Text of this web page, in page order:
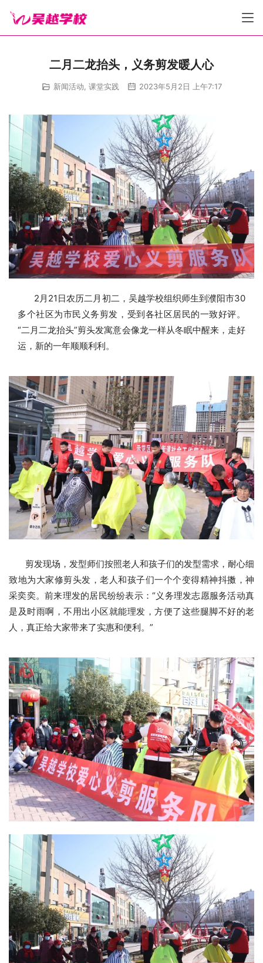
二月二龙抬头，义务剪发暖人心
新闻活动 课堂实践 2023年5月2日 上午7:17
2月21日农历二月初二，吴越学校组织师生到濮阳市30
多个社区为市民义务剪发，受到各社区居民的一致好评。
“二 月二龙抬头”剪头发寓意会像龙一样从冬眠中醒来，走好
运，新的一年顺顺利利。
剪发现场，发型师们按照老人和孩子们的发型需求，耐心细
致地为大家修剪头发，老人和孩子们一个个变得精神抖擞，神
采奕奕。前来理发的居民纷纷表示：“义务理发志愿服务活动真
是及时雨啊，不用出小区就能理发，方便了这些腿脚不好的老
人，真正给大家带来了实惠和便利。”